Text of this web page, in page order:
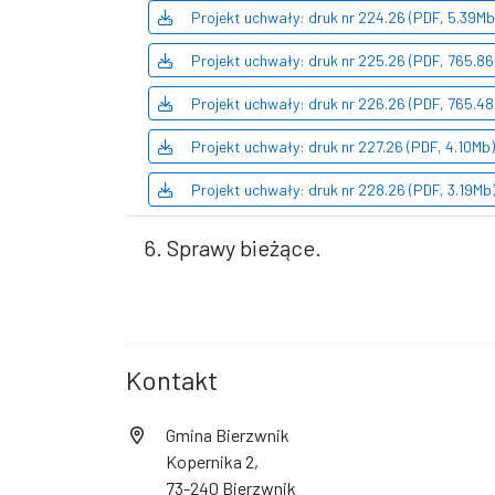
Projekt uchwały: druk nr 224.26 (PDF,
Projekt uchwały: druk nr 225.26 (PDF,
Projekt uchwały: druk nr 226.26 (PDF,
Projekt uchwały: druk nr 227.26 (PDF, 4.10Mb)
Projekt uchwały: druk nr 228.26 (PDF, 3.19Mb)
6. Sprawy bieżące.
Kontakt
Gmina Bierzwnik
Kopernika 2,
73-240 Bierzwnik